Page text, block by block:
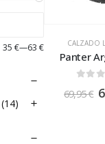
35 €—63 €
(14)
CALZADO
Panter
69,95€